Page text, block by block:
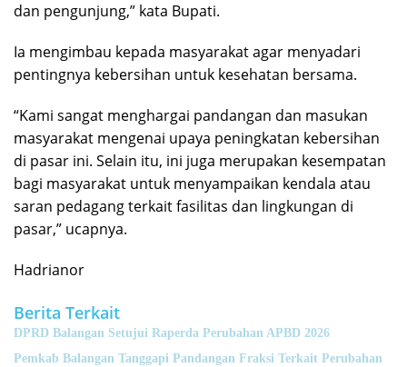
dan pengunjung,” kata Bupati.
Ia mengimbau kepada masyarakat agar menyadari
pentingnya kebersihan untuk kesehatan bersama.
“Kami sangat menghargai pandangan dan masukan
masyarakat mengenai upaya peningkatan kebersihan
di pasar ini. Selain itu, ini juga merupakan kesempatan
bagi masyarakat untuk menyampaikan kendala atau
saran pedagang terkait fasilitas dan lingkungan di
pasar,” ucapnya.
Hadrianor
Berita Terkait
DPRD Balangan Setujui Raperda Perubahan APBD 2026
Pemkab Balangan Tanggapi Pandangan Fraksi Terkait Perubahan